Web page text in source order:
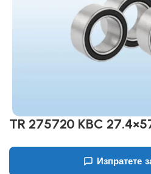
TR 275720 KBC
Изпратете